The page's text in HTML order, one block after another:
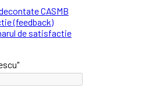
CASMB
(feedback)
de satisfactie